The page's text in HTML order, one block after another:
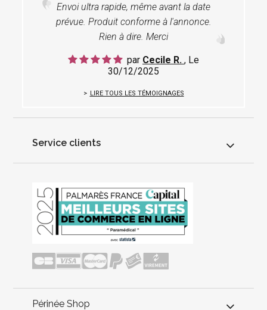
Envoi ultra rapide, même avant la date
prévue. Produit conforme à l'annonce.
Rien à dire. Merci
par Cecile R. , Le
30/12/2025
LIRE TOUS LES TÉMOIGNAGES
Service clients
Périnée Shop